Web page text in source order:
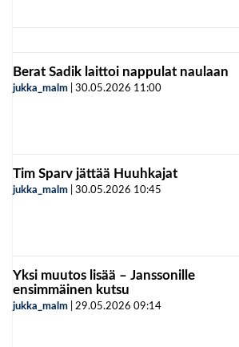
Berat Sadik laittoi nappulat naulaan
jukka_malm 30.05.2026 11:00
Tim Sparv jättää Huuhkajat
jukka_malm 30.05.2026 10:45
Yksi muutos lisää – Janssonille
ensimmäinen kutsu
jukka_malm 29.05.2026 09:14